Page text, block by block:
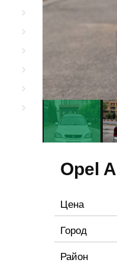
Opel
Цена
Город
Район